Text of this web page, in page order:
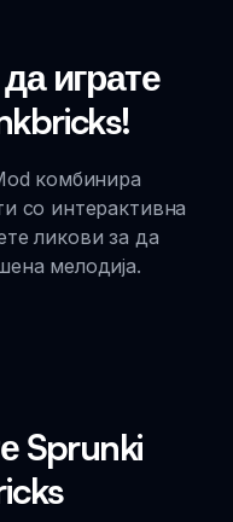
играте
комбинира
со интерактивна
ликови за да
мелодија.
Sprunki